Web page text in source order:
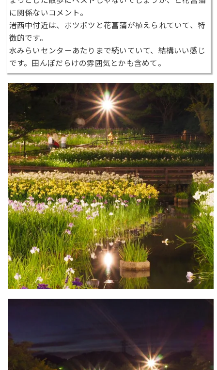
に関係ないコメント。
渚西中付近は、ポツポツと花菖蒲が植えられていて、特
徴的です。
水みらいセンターあたりまで続いていて、結構いい感じ
です。田んぼだらけの雰囲気とかも含めて。